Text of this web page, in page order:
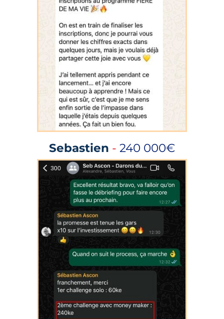
Sebastien - 240 000€